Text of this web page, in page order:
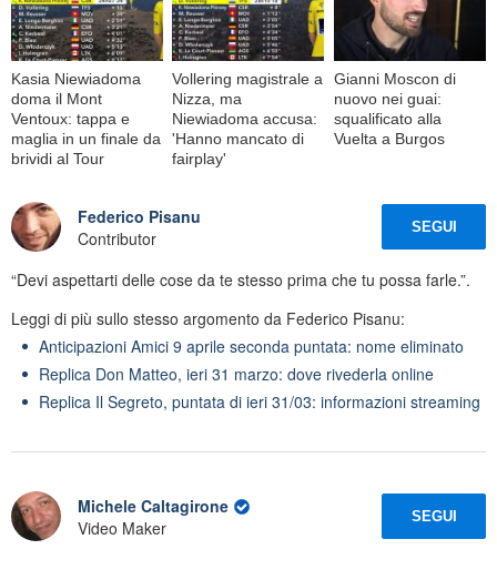
Kasia Niewiadoma
doma il Mont
Ventoux: tappa e
maglia in un finale da
brividi al Tour
Vollering magistrale a
Nizza, ma
Niewiadoma accusa:
'Hanno mancato di
fairplay'
Gianni Moscon di
nuovo nei guai:
squalificato alla
Vuelta a Burgos
Federico Pisanu
Contributor
SEGUI
“Devi aspettarti delle cose da te stesso prima che tu possa farle.”.
Leggi di più sullo stesso argomento da Federico Pisanu:
Anticipazioni Amici 9 aprile seconda puntata: nome eliminato
Replica Don Matteo, ieri 31 marzo: dove rivederla online
Replica Il Segreto, puntata di ieri 31/03: informazioni streaming
Michele Caltagirone
Video Maker
SEGUI